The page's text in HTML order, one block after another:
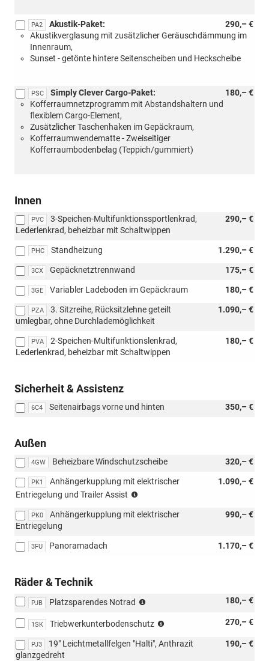
PA2 290,– €
Akustik-Paket:
Akustikverglasung mit zusätzlicher Geräuschdämmung im
Innenraum,
Sunset - getönte hintere Seitenscheiben und Heckscheibe
PSC 180,– €
Simply Clever Cargo-Paket:
Kofferraumnetzprogramm mit Abstandshaltern und
flexiblem Cargo-Element,
Zusätzlicher Taschenhaken im Gepäckraum,
Kofferraumwendematte - Zweiseitiger
Kofferraumbodenbelag (Teppich/gummiert)
Innen
PVC 290,– €
3-Speichen-Multifunktionssportlenkrad,
Lederlenkrad, beheizbar mit Schaltwippen
PHC 1.290,– €
Standheizung
3CX 175,– €
Gepäcknetztrennwand
3GE 180,– €
Variabler Ladeboden im Gepäckraum
PZA 1.090,– €
3. Sitzreihe, Rücksitzlehne geteilt
umlegbar, ohne Durchlademöglichkeit
PVA 180,– €
2-Speichen-Multifunktionslenkrad,
Lederlenkrad, beheizbar mit Schaltwippen
Sicherheit & Assistenz
6C4 350,– €
Seitenairbags vorne und hinten
Außen
4GW 320,– €
Beheizbare Windschutzscheibe
PK1 1.090,– €
Anhängerkupplung mit elektrischer
Entriegelung und Trailer Assist
Verbindung
PK0 990,– €
Anhängerkupplung mit elektrischer
Entriegelung
3FU 1.170,– €
Panoramadach
Räder & Technik
PJB 180,– €
Platzsparendes Notrad
5-
nicht
1SK 270,– €
Triebwerkunterbodenschutz
Verbindung
PJ3 190,– €
19" Leichtmetallfelgen "Halti", Anthrazit
glanzgedreht